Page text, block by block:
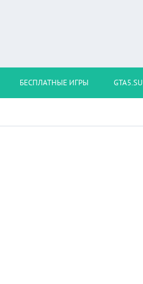
БЕСПЛАТНЫЕ ИГРЫ GTA5.SU